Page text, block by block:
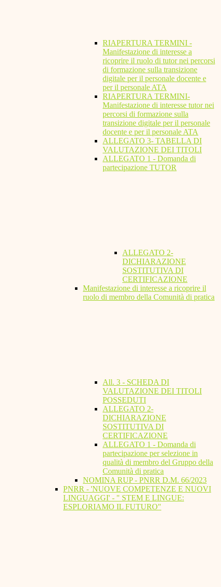
RIAPERTURA TERMINI -
Manifestazione di interesse a
ricoprire il ruolo di tutor nei percorsi
di formazione sulla transizione
digitale per il personale docente e
per il personale ATA
RIAPERTURA TERMINI-
Manifestazione di interesse tutor nei
percorsi di formazione sulla
transizione digitale per il personale
docente e per il personale ATA
ALLEGATO 3- TABELLA DI
VALUTAZIONE DEI TITOLI
ALLEGATO 1 - Domanda di
partecipazione TUTOR
ALLEGATO 2-
DICHIARAZIONE
SOSTITUTIVA DI
CERTIFICAZIONE
Manifestazione di interesse a ricoprire il
ruolo di membro della Comunità di pratica
All. 3 - SCHEDA DI
VALUTAZIONE DEI TITOLI
POSSEDUTI
ALLEGATO 2-
DICHIARAZIONE
SOSTITUTIVA DI
CERTIFICAZIONE
ALLEGATO 1 - Domanda di
partecipazione per selezione in
qualità di membro del Gruppo della
Comunità di pratica
NOMINA RUP - PNRR D.M. 66/2023
PNRR - 'NUOVE COMPETENZE E NUOVI
LINGUAGGI' - " STEM E LINGUE:
ESPLORIAMO IL FUTURO"